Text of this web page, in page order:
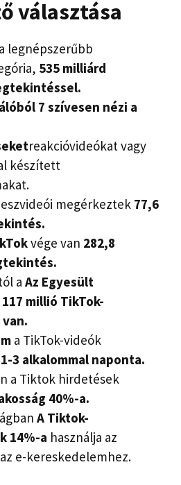
választása
a legnépszerűbb
535 milliárd
7 szívesen nézi a
reakcióvideókat vagy
készített
megérkeztek 77,6
vége van 282,8
a Az Egyesült
millió TikTok-
a TikTok-videók
1-3 alkalommal naponta.
a Tiktok hirdetések
40%-a.
A Tiktok-
14%-a használja az
e-kereskedelemhez.